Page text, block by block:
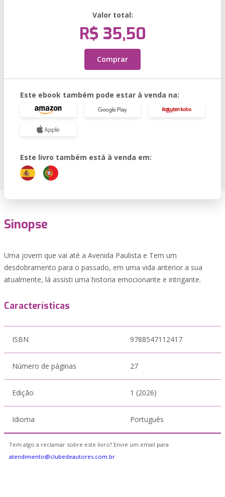
Valor total:
R$ 35,50
Comprar
Este ebook também pode estar à venda na:
Este livro também está à venda em:
Sinopse
Uma jovem que vai até a Avenida Paulista e Tem um
desdobramento para o passado, em uma vida anterior a sua
atualmente, lá assisti uma historia emocionante e intrigante.
Características
ISBN 9788547112417
Número de páginas 27
Edição 1 (2026)
Idioma Português
Tem algo a reclamar sobre este livro? Envie um email para
atendimento@clubedeautores.com.br